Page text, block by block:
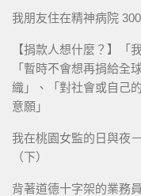
我朋友住在精神病院
【捐款人想什麼？】「
「暫時不會想再捐給全
織」、「對社會或自己
意願」
我在桃園女監的日與夜
（下）
背著道德十字架的業務